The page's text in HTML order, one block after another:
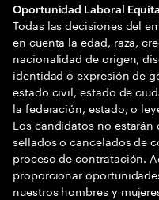
Oportunidad Laboral
Todas las decisiones del
en cuenta la edad, raza,
nacionalidad de origen,
identidad o expresión de
estado civil, estado de
la federación, estado, o
Los candidatos no
sellados o cancelados de
proceso de contratación.
proporcionar
nuestros hombres y